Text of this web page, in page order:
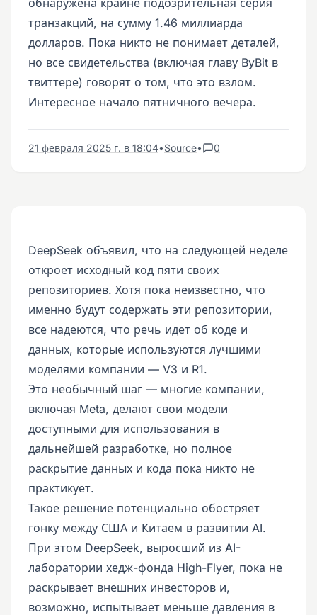
транзакций, на сумму 1.46 миллиарда
долларов. Пока никто не понимает деталей,
но все свидетельства (включая главу ByBit в
твиттере) говорят о том, что это взлом.
Интересное начало пятничного вечера.
21 февраля 2025 г. в 18:04•Source• 0
DeepSeek объявил, что на следующей неделе
откроет исходный код пяти своих
репозиториев. Хотя пока неизвестно, что
именно будут содержать эти репозитории,
все надеются, что речь идет об коде и
данных, которые используются лучшими
моделями компании — V3 и R1.
Это необычный шаг — многие компании,
включая Meta, делают свои модели
доступными для использования в
дальнейшей разработке, но полное
раскрытие данных и кода пока никто не
практикует.
Такое решение потенциально обостряет
гонку между США и Китаем в развитии AI.
При этом DeepSeek, выросший из AI-
лаборатории хедж-фонда High-Flyer, пока не
раскрывает внешних инвесторов и,
возможно, испытывает меньше давления в